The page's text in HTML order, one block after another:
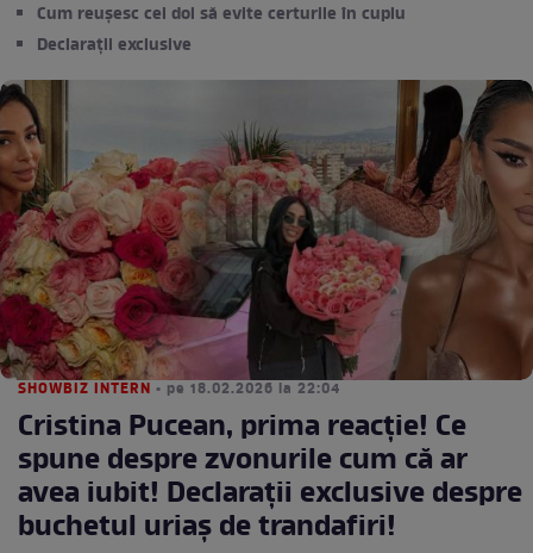
Cum reușesc cei doi să evite certurile în cuplu
Declarații exclusive
SHOWBIZ INTERN • pe 18.02.2026 la 22:04
Cristina Pucean, prima reacție! Ce
spune despre zvonurile cum că ar
avea iubit! Declaraţii exclusive despre
buchetul uriaş de trandafiri!